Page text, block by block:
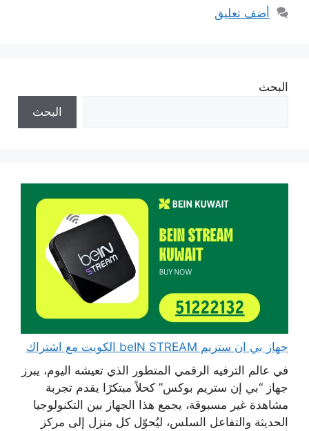
أضف تعليق
البحث
البحث
جهاز بي ان ستريم beIN STREAM الكويت مع اشتراك
في عالم الترفيه الرقمي المتطور الذي تعيشه اليوم، يبرز
جهاز “بي إن ستريم بوكس” كحلاً مبتكرًا يقدم تجربة
مشاهدة غير مسبوقة، يجمع هذا الجهاز بين التكنولوجيا
الحديثة والتفاعل السلس، ليُحوّل كل منزل إلى مركز